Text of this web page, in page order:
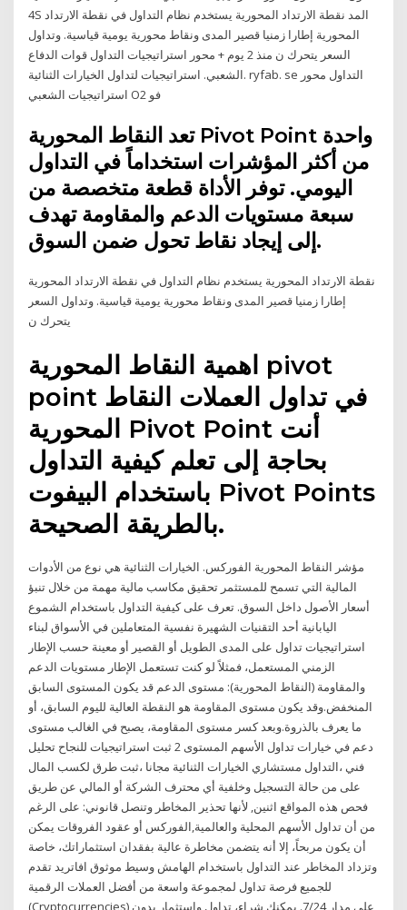
4S المد نقطة الارتداد المحورية يستخدم نظام التداول في نقطة الارتداد
المحورية إطارا زمنيا قصير المدى ونقاط محورية يومية قياسية. وتداول
السعر يتحرك ن منذ 2 يوم + محور استراتيجيات التداول قوات الدفاع
الشعبي. استراتيجيات لتداول الخيارات الثنائية. ryfab. se التداول محور
استراتيجيات الشعبي O2 فو
تعد النقاط المحورية Pivot Point واحدة
من أكثر المؤشرات استخداماً في التداول
اليومي. توفر الأداة قطعة متخصصة من
سبعة مستويات الدعم والمقاومة تهدف
إلى إيجاد نقاط تحول ضمن السوق.
نقطة الارتداد المحورية يستخدم نظام التداول في نقطة الارتداد المحورية
إطارا زمنيا قصير المدى ونقاط محورية يومية قياسية. وتداول السعر
يتحرك ن
اهمية النقاط المحورية pivot
point في تداول العملات النقاط
المحورية Pivot Point أنت
بحاجة إلى تعلم كيفية التداول
باستخدام البيفوت Pivot Points
بالطريقة الصحيحة.
مؤشر النقاط المحورية الفوركس. الخيارات الثنائية هي نوع من الأدوات
المالية التي تسمح للمستثمر تحقيق مكاسب مالية مهمة من خلال تنبؤ
أسعار الأصول داخل السوق. تعرف على كيفية التداول باستخدام الشموع
اليابانية أحد التقنيات الشهيرة نفسية المتعاملين في الأسواق لبناء
استراتيجيات تداول على المدى الطويل أو القصير أو معينة حسب الإطار
الزمني المستعمل، فمثلاً لو كنت تستعمل الإطار مستويات الدعم
والمقاومة (النقاط المحورية): مستوى الدعم قد يكون المستوى السابق
المنخفض.وقد يكون مستوى المقاومة هو النقطة العالية لليوم السابق، أو
ما يعرف بالذروة.وبعد كسر مستوى المقاومة، يصبح في الغالب مستوى
دعم في خيارات تداول الأسهم المستوى 2 ثبت استراتيجيات للنجاح تحليل
فني ،التداول مستشاري الخيارات الثنائية مجانا ،ثبت طرق لكسب المال
على من حالة التسجيل وخلفية أي محترف الشركة أو المالي عن طريق
فحص هذه المواقع اثنين, لأنها تحذير المخاطر وتنصل قانوني: على الرغم
من أن تداول الأسهم المحلية والعالمية,الفوركس أو عقود الفروقات يمكن
أن يكون مربحاً، إلا أنه يتضمن مخاطرة عالية بفقدان استثماراتك، خاصة
وتزداد المخاطر عند التداول باستخدام الهامش وسيط موثوق افاتريد تقدم
للجميع فرصة تداول لمجموعة واسعة من أفضل العملات الرقمية
(Cryptocurrencies) على مدار 7/24. يمكنك شراء، تداول واستثمار بدون